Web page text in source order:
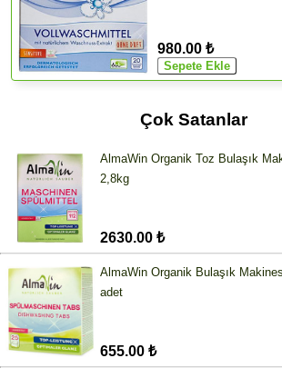
980.00 ₺
Çok Satanlar
AlmaWin Organik Toz Bulaşık
2,8kg
2630.00 ₺
AlmaWin Organik Bulaşık
adet
655.00 ₺